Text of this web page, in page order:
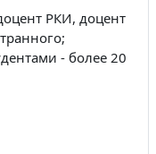
РКИ, доцент
- более 20